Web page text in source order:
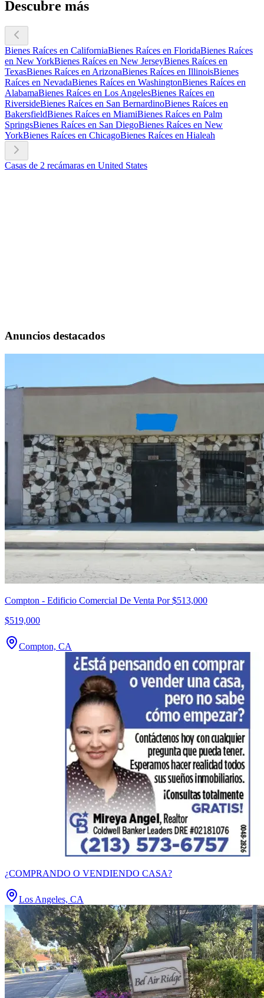
Descubre más
Bienes Raíces en CaliforniaBienes Raíces en FloridaBienes Raíces
en New YorkBienes Raíces en New JerseyBienes Raíces en
TexasBienes Raíces en ArizonaBienes Raíces en IllinoisBienes
Raíces en NevadaBienes Raíces en WashingtonBienes Raíces en
AlabamaBienes Raíces en Los AngelesBienes Raíces en
RiversideBienes Raíces en San BernardinoBienes Raíces en
BakersfieldBienes Raíces en MiamiBienes Raíces en Palm
SpringsBienes Raíces en San DiegoBienes Raíces en New
YorkBienes Raíces en ChicagoBienes Raíces en Hialeah
Casas de 2 recámaras en United States
Anuncios destacados
Compton - Edificio Comercial De Venta Por $513,000
$519,000
Compton, CA
¿COMPRANDO O VENDIENDO CASA?
Los Angeles, CA